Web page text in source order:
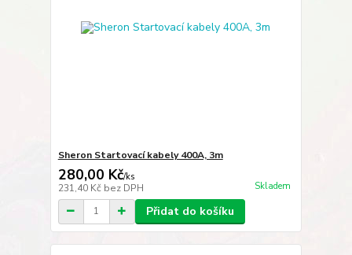
Sheron Startovací kabely 400A, 3m
280,00 Kč/ks
231,40 Kč bez DPH Skladem
Přidat do košíku